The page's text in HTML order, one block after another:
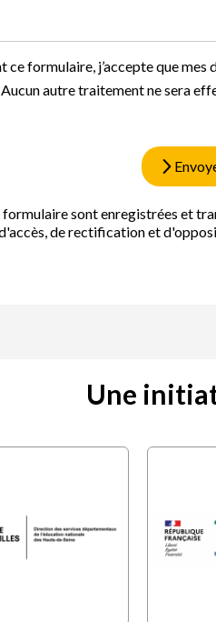
ce formulaire, j’accepte que
autre traitement ne sera
sont enregistrées et
de rectification et
Une